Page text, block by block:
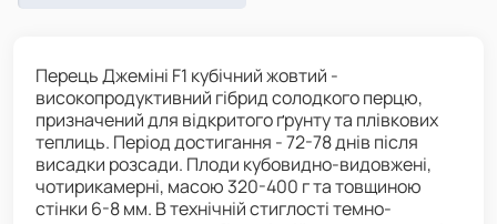
Перець Джеміні F1 кубічний жовтий -
високопродуктивний гібрид солодкого перцю,
призначений для відкритого ґрунту та плівкових
теплиць. Період достигання - 72-78 днів після
висадки розсади. Плоди кубовидно-видовжені,
чотирикамерні, масою 320-400 г та товщиною
стінки 6-8 мм. В технічній стиглості темно-